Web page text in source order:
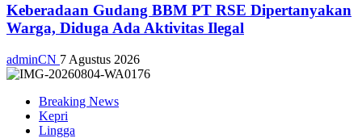
Keberadaan Gudang BBM PT RSE Dipertanyakan
Warga, Diduga Ada Aktivitas Ilegal
adminCN 7 Agustus 2026
Breaking News
Kepri
Lingga